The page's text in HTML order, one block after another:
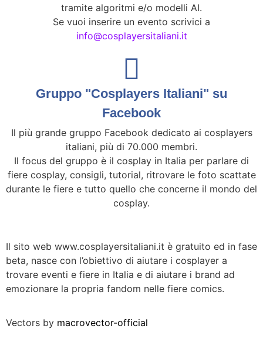
tramite algoritmi e/o modelli AI.
Se vuoi inserire un evento scrivici a
info@cosplayersitaliani.it
Gruppo "Cosplayers Italiani" su
Facebook
Il più grande gruppo Facebook dedicato ai cosplayers
italiani, più di 70.000 membri.
Il focus del gruppo è il cosplay in Italia per parlare di
fiere cosplay, consigli, tutorial, ritrovare le foto scattate
durante le fiere e tutto quello che concerne il mondo del
cosplay.
Il sito web www.cosplayersitaliani.it è gratuito ed in fase
beta, nasce con l’obiettivo di aiutare i cosplayer a
trovare eventi e fiere in Italia e di aiutare i brand ad
emozionare la propria fandom nelle fiere comics.
Vectors by macrovector-official